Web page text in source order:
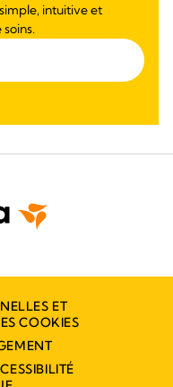
intuitive et
ET
COOKIES